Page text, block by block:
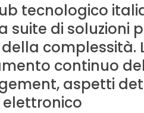
tecnologico
suite di soluzioni
complessità.
continuo
aspetti